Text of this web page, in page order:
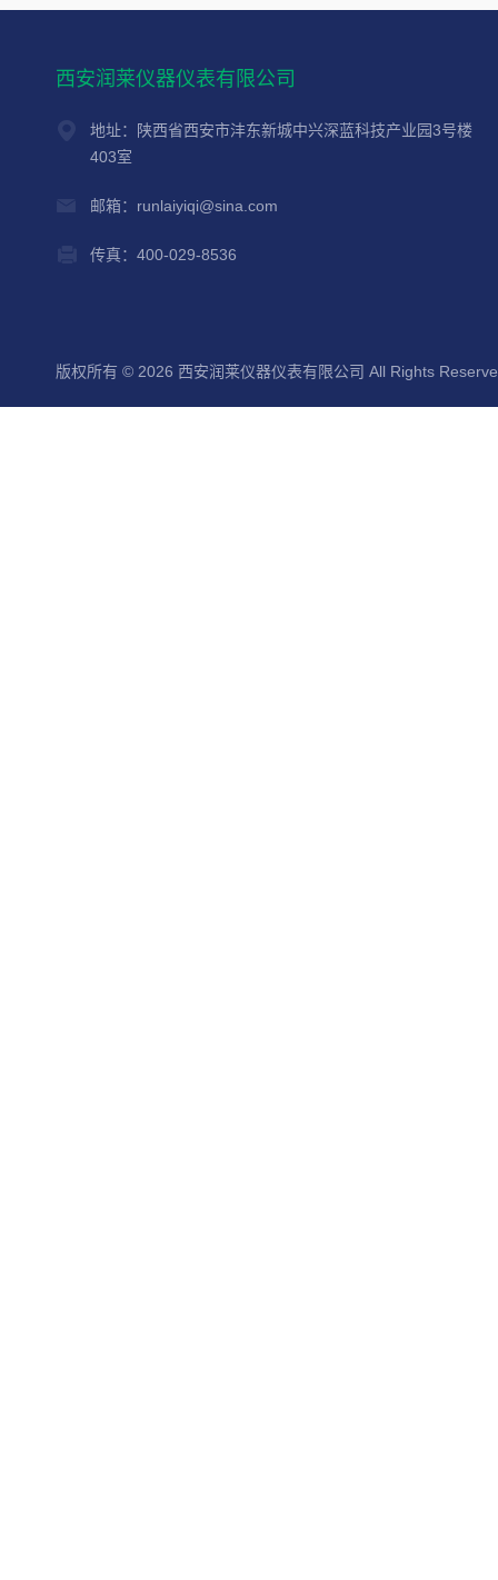
西安润莱仪器仪表有限公司
地址：陕西省西安市沣东新城中兴深蓝科技产业园3号楼
403室
邮箱：runlaiyiqi@sina.com
传真：400-029-8536
版权所有 © 2026 西安润莱仪器仪表有限公司 All Rights